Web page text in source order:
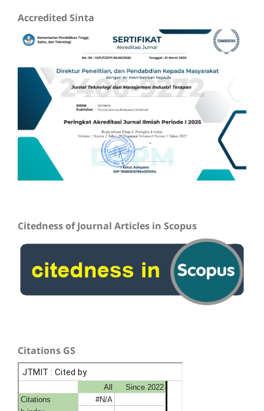
Accredited Sinta
Citedness of Journal Articles in Scopus
Citations GS